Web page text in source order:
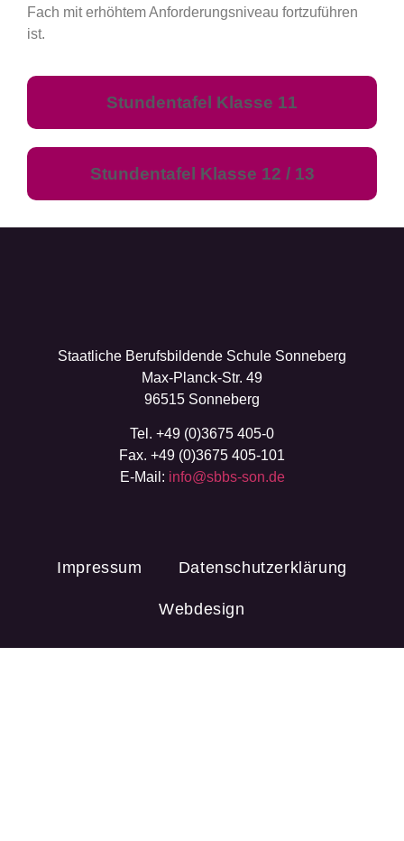
Fach mit erhöhtem Anforderungsniveau fortzuführen
ist.
Stundentafel Klasse 11
Stundentafel Klasse 12 / 13
Staatliche Berufsbildende Schule Sonneberg
Max-Planck-Str. 49
96515 Sonneberg
Tel. +49 (0)3675 405-0
Fax. +49 (0)3675 405-101
E-Mail: info@sbbs-son.de
Impressum Datenschutzerklärung
Webdesign